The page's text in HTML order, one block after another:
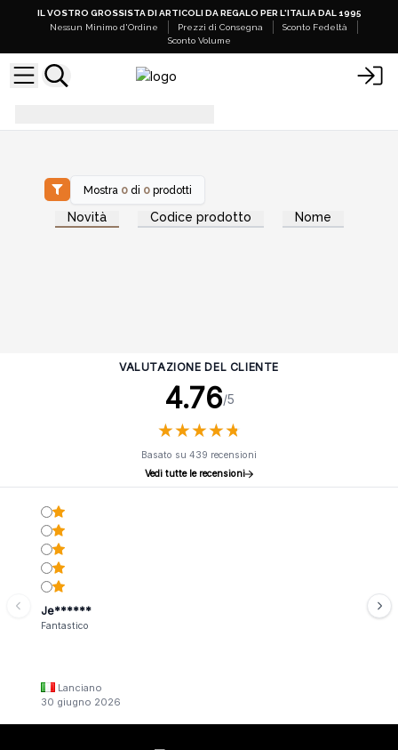
IL VOSTRO GROSSISTA DI ARTICOLI DA REGALO PER L'ITALIA DAL 1995
Nessun Minimo d'Ordine
Prezzi di Consegna
Sconto Fedeltà
Sconto Volume
Mostra 0 di 0 prodotti
Novità Codice prodotto Nome
VALUTAZIONE DEL CLIENTE
4.76/5
★★★★★
★★★★★
Basato su 439 recensioni
Vedi tutte le recensioni
Je******
Fantastico
Lanciano
30 giugno 2026